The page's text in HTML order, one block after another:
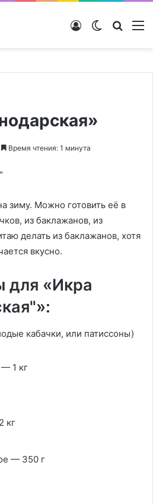
Switch skin
Войти
Время чтения: 1 минута
зиму. Можно готовить её в
из баклажанов, из
делать из баклажанов, хотя
вкусно.
для «Икра
кабачки, или патиссоны)
1 кг
кг
— 350 г